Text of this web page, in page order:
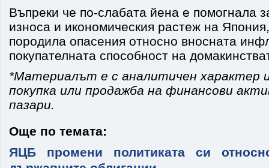
Въпреки че по-слабата йена е помогнала
износа и икономическия растеж на
породила опасения относно вносната
покупателната способност на
*Материалът е с аналитичен характер
покупка или продажба на финансови
пазари.
Още по темата:
ЯЦБ промени политиката си